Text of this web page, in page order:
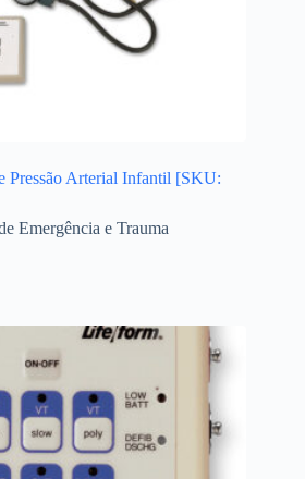
Arterial Infantil [SKU:
Emergência e Trauma